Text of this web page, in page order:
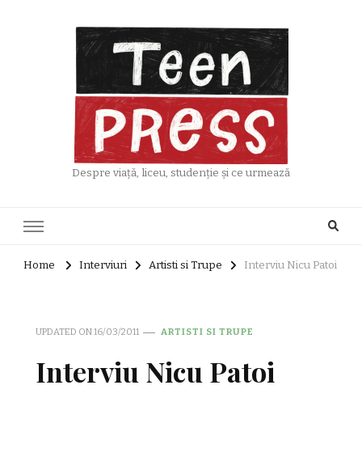
Despre viață, liceu, studenție și ce urmează
Home Interviuri Artisti si Trupe Interviu Nicu Patoi
UPDATED ON16/03/2011 ARTISTI SI TRUPE
Interviu Nicu Patoi